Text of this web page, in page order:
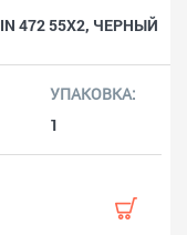
472 55X2, ЧЕРНЫЙ
1